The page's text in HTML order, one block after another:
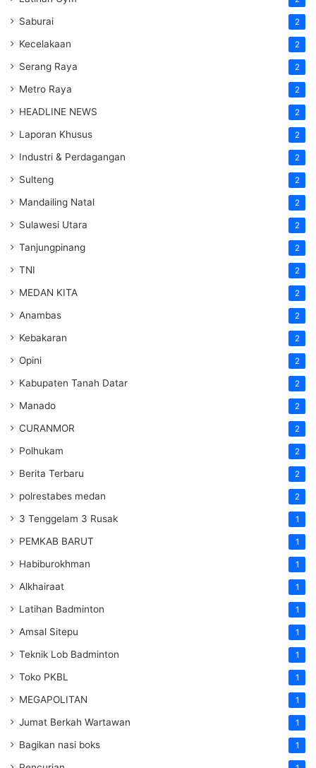
Saburai 2
Kecelakaan 2
Serang Raya 2
Metro Raya 2
HEADLINE NEWS 2
Laporan Khusus 2
Industri & Perdagangan 2
Sulteng 2
Mandailing Natal 2
Sulawesi Utara 2
Tanjungpinang 2
TNI 2
MEDAN KITA 2
Anambas 2
Kebakaran 2
Opini 2
Kabupaten Tanah Datar 2
Manado 2
CURANMOR 2
Polhukam 2
Berita Terbaru 2
polrestabes medan 2
3 Tenggelam 3 Rusak 1
PEMKAB BARUT 1
Habiburokhman 1
Alkhairaat 1
Latihan Badminton 1
Amsal Sitepu 1
Teknik Lob Badminton 1
Toko PKBL 1
MEGAPOLITAN 1
Jumat Berkah Wartawan 1
Bagikan nasi boks 1